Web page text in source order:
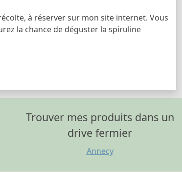
à réserver sur mon site internet. Vous
la chance de déguster la spiruline
Trouver mes produits dans un
drive fermier
Annecy